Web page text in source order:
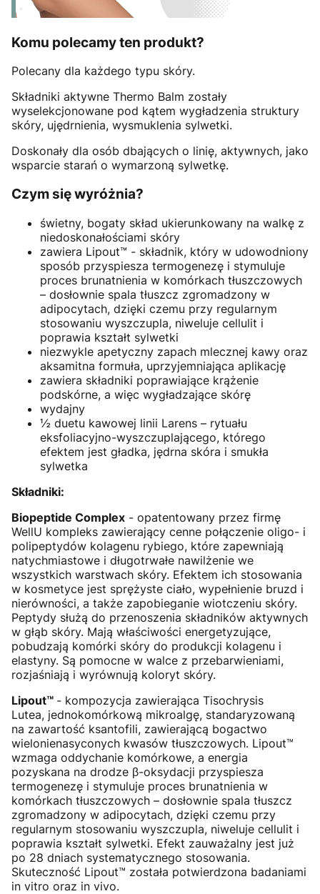
Komu polecamy ten produkt?
Polecany dla każdego typu skóry.
Składniki aktywne Thermo Balm zostały
wyselekcjonowane pod kątem wygładzenia struktury
skóry, ujędrnienia, wysmuklenia sylwetki.
Doskonały dla osób dbających o linię, aktywnych, jako
wsparcie starań o wymarzoną sylwetkę.
Czym się wyróżnia?
świetny, bogaty skład ukierunkowany na walkę z
niedoskonałościami skóry
zawiera Lipout™ - składnik, który w udowodniony
sposób przyspiesza termogenezę i stymuluje
proces brunatnienia w komórkach tłuszczowych
– dosłownie spala tłuszcz zgromadzony w
adipocytach, dzięki czemu przy regularnym
stosowaniu wyszczupla, niweluje cellulit i
poprawia kształt sylwetki
niezwykle apetyczny zapach mlecznej kawy oraz
aksamitna formuła, uprzyjemniająca aplikację
zawiera składniki poprawiające krążenie
podskórne, a więc wygładzające skórę
wydajny
½ duetu kawowej linii Larens – rytuału
eksfoliacyjno-wyszczuplającego, którego
efektem jest gładka, jędrna skóra i smukła
sylwetka
Składniki:
Biopeptide Complex - opatentowany przez firmę
WellU kompleks zawierający cenne połączenie oligo- i
polipeptydów kolagenu rybiego, które zapewniają
natychmiastowe i długotrwałe nawilżenie we
wszystkich warstwach skóry. Efektem ich stosowania
w kosmetyce jest sprężyste ciało, wypełnienie bruzd i
nierówności, a także zapobieganie wiotczeniu skóry.
Peptydy służą do przenoszenia składników aktywnych
w głąb skóry. Mają właściwości energetyzujące,
pobudzają komórki skóry do produkcji kolagenu i
elastyny. Są pomocne w walce z przebarwieniami,
rozjaśniają i wyrównują koloryt skóry.
Lipout™ - kompozycja zawierająca Tisochrysis
Lutea, jednokomórkową mikroalgę, standaryzowaną
na zawartość ksantofili, zawierającą bogactwo
wielonienasyconych kwasów tłuszczowych. Lipout™
wzmaga oddychanie komórkowe, a energia
pozyskana na drodze β-oksydacji przyspiesza
termogenezę i stymuluje proces brunatnienia w
komórkach tłuszczowych – dosłownie spala tłuszcz
zgromadzony w adipocytach, dzięki czemu przy
regularnym stosowaniu wyszczupla, niweluje cellulit i
poprawia kształt sylwetki. Efekt zauważalny jest już
po 28 dniach systematycznego stosowania.
Skuteczność Lipout™ została potwierdzona badaniami
in vitro oraz in vivo.